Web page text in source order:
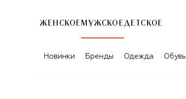
ЖЕНСКОЕ МУЖСКОЕ ДЕТСКОЕ
Новинки Бренды Одежда Обувь